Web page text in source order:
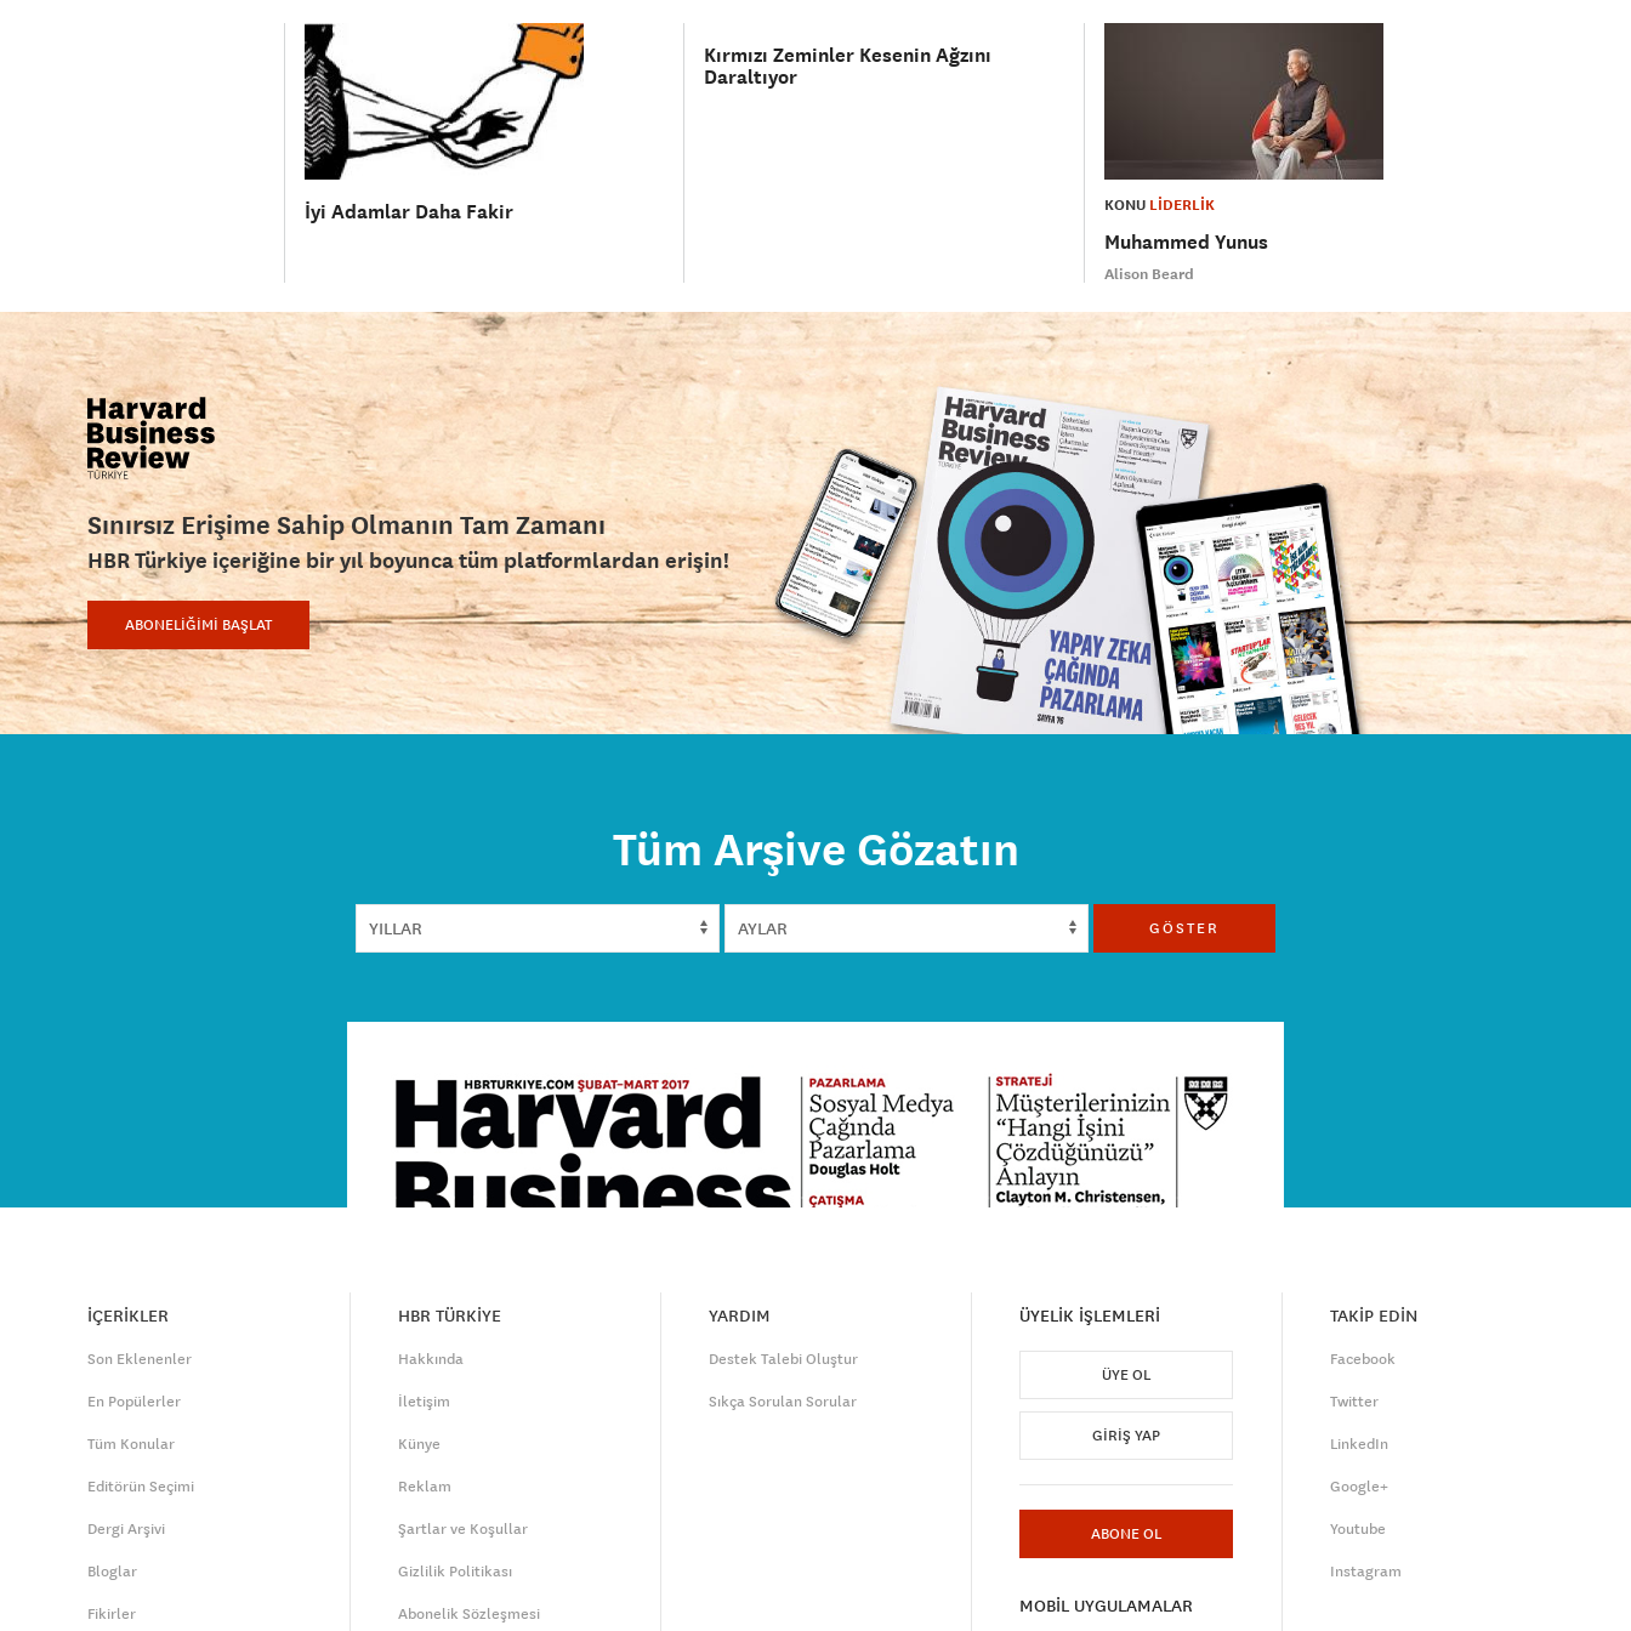
İyi Adamlar Daha Fakir
Kırmızı Zeminler Kesenin Ağzını
Daraltıyor
KONU LİDERLİK
Muhammed Yunus
Alison Beard
Sınırsız Erişime Sahip Olmanın Tam Zamanı
HBR Türkiye içeriğine bir yıl boyunca tüm platformlardan erişin!
ABONELİĞİMİ BAŞLAT
Tüm Arşive Gözatın
GÖSTER
İÇERİKLER
Son Eklenenler
En Popülerler
Tüm Konular
Editörün Seçimi
Dergi Arşivi
Bloglar
Fikirler
HBR TÜRKİYE
Hakkında
İletişim
Künye
Reklam
Şartlar ve Koşullar
Gizlilik Politikası
Abonelik Sözleşmesi
YARDIM
Destek Talebi Oluştur
Sıkça Sorulan Sorular
ÜYELİK İŞLEMLERİ
ÜYE OL
GIRIŞ YAP
ABONE OL
MOBİL UYGULAMALAR
TAKİP EDİN
Facebook
Twitter
LinkedIn
Google+
Youtube
Instagram